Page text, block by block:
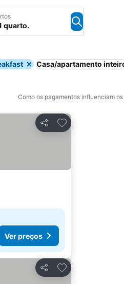
quarto.
Casa/apartamento
Como os pagamentos influenciam
Partilhar
Adicionar aos
Ver preços
Partilhar
Adicionar aos